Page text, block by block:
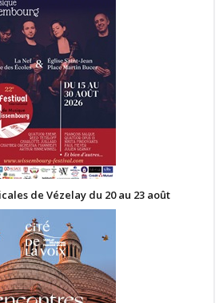
de Vézelay du 20 au 23 août